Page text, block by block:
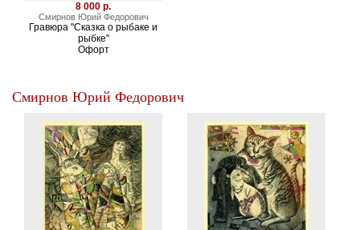
8 000 р.
Смирнов Юрий Федорович
Гравюра "Сказка о рыбаке и
рыбке"
Офорт
Смирнов Юрий Федорович